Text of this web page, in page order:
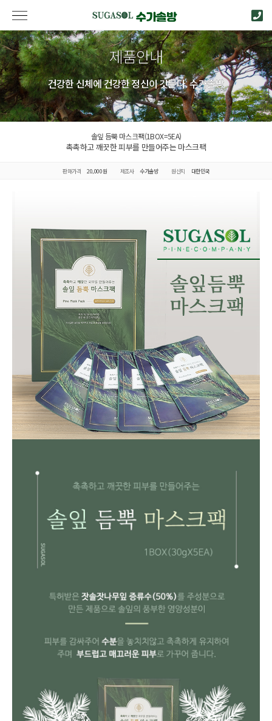
제품안내
건강한 신체에 건강한 정신이 깃든다. 수가솔방
솔잎 듬뿍 마스크팩(1BOX=5EA)
촉촉하고 깨끗한 피부를 만들어주는 마스크팩
판매가격 20,000원 제조사 수가솔방 원산지 대한민국